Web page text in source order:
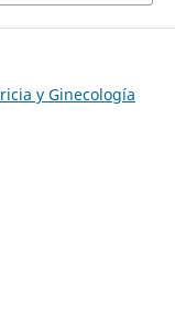
y Ginecología